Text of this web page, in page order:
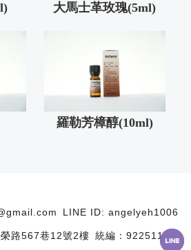
大馬士革玫瑰(5ml)
羅勒芳樟醇(10ml)
LINE ID: angelyeh1006
路567巷12號2樓 統編：92251117